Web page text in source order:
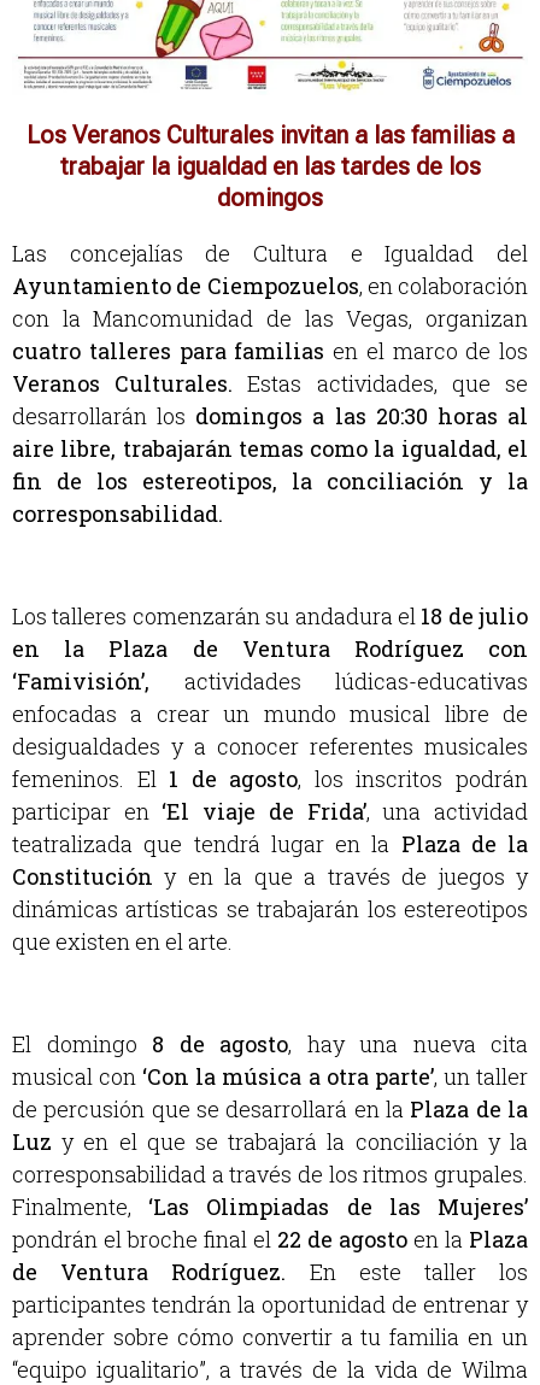
Los Veranos Culturales invitan a las familias a
trabajar la igualdad en las tardes de los
domingos
Las concejalías de Cultura e Igualdad del
Ayuntamiento de Ciempozuelos, en colaboración
con la Mancomunidad de las Vegas, organizan
cuatro talleres para familias en el marco de los
Veranos Culturales. Estas actividades, que se
desarrollarán los domingos a las 20:30 horas al
aire libre, trabajarán temas como la igualdad, el
fin de los estereotipos, la conciliación y la
corresponsabilidad.
Los talleres comenzarán su andadura el 18 de julio
en la Plaza de Ventura Rodríguez con
‘Famivisión’, actividades lúdicas-educativas
enfocadas a crear un mundo musical libre de
desigualdades y a conocer referentes musicales
femeninos. El1 de agosto, los inscritos podrán
participar en‘El viaje de Frida’, una actividad
teatralizada que tendrá lugar en la Plaza de la
Constitución y en la que a través de juegos y
dinámicas artísticas se trabajarán los estereotipos
que existen en el arte.
El domingo 8 de agosto, hay una nueva cita
musical con ‘Con la música a otra parte’, un taller
de percusión que se desarrollará en la Plaza de la
Luz y en el que se trabajará la conciliación y la
corresponsabilidad a través de los ritmos grupales.
Finalmente, ‘Las Olimpiadas de las Mujeres’
pondrán el broche final el 22 de agosto en la Plaza
de Ventura Rodríguez. En este taller los
participantes tendrán la oportunidad de entrenar y
aprender sobre cómo convertir a tu familia en un
“equipo igualitario”, a través de la vida de Wilma